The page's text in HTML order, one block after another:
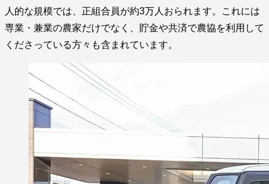
人的な規模では、正組合員が約3万人おられます。これには
専業・兼業の農家だけでなく、貯金や共済で農協を利用して
くださっている方々も含まれています。